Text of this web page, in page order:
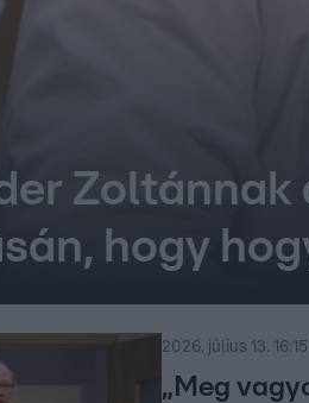
Zoltánnak
hogy
2026. július 13. 16:15
„Meg